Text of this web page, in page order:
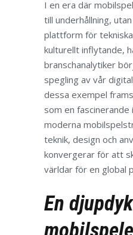
I en era där
till underhållning,
plattform för
kulturellt inflytande,
branschanalytiker
spegling av vår
dessa exempel
som en
moderna
teknik, design och
konvergerar för att
världar för en global
En